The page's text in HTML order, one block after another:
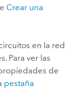
Crear una
en la red
Para ver las
de
pestaña